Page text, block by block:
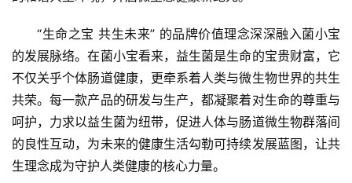
“生命之宝 共生未来” 的品牌价值理念深深融入菌小宝
的发展脉络。在菌小宝看来，益生菌是生命的宝贵财富，它
不仅关乎个体肠道健康，更牵系着人类与微生物世界的共生
共荣。每一款产品的研发与生产，都凝聚着对生命的尊重与
呵护，力求以益生菌为纽带，促进人体与肠道微生物群落间
的良性互动，为未来的健康生活勾勒可持续发展蓝图，让共
生理念成为守护人类健康的核心力量。